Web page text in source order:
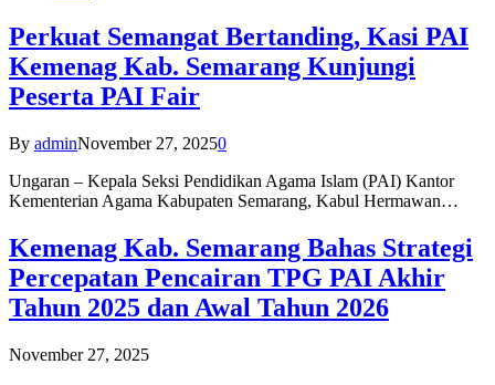
Perkuat Semangat Bertanding, Kasi PAI
Kemenag Kab. Semarang Kunjungi
Peserta PAI Fair
By adminNovember 27, 20250
Ungaran – Kepala Seksi Pendidikan Agama Islam (PAI) Kantor
Kementerian Agama Kabupaten Semarang, Kabul Hermawan…
Kemenag Kab. Semarang Bahas Strategi
Percepatan Pencairan TPG PAI Akhir
Tahun 2025 dan Awal Tahun 2026
November 27, 2025